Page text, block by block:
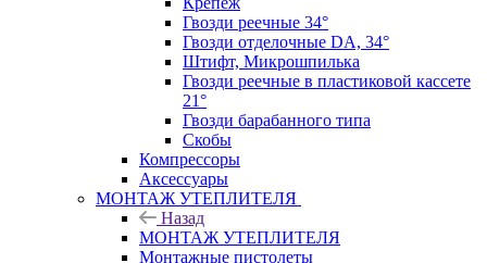
Гвозди реечные 34°
Гвозди отделочные DA, 34°
Штифт, Микрошпилька
Гвозди реечные в пластиковой кассете
21°
Гвозди барабанного типа
Скобы
Компрессоры
Аксессуары
МОНТАЖ УТЕПЛИТЕЛЯ
Назад
МОНТАЖ УТЕПЛИТЕЛЯ
Монтажные пистолеты